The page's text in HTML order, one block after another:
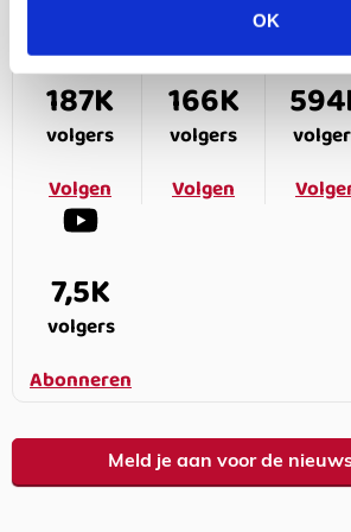
OK
187K
volgers
Volgen
166K
volgers
Volgen
7,5K
volgers
Abonneren
Meld je aan voor de